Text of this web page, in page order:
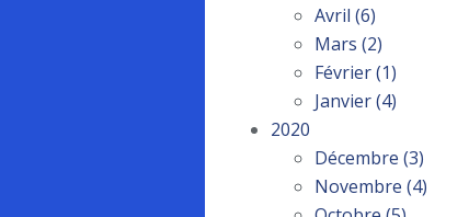
Avril (6)
Mars (2)
Février(1)
Janvier(4)
2020
Décembre (3)
Novembre (4)